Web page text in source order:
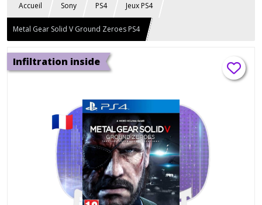
Accueil Sony PS4 Jeux PS4
Metal Gear Solid V Ground Zeroes PS4
Infiltration inside